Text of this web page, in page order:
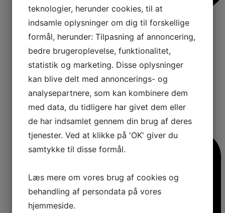
Comments:
teknologier, herunder cookies, til at
indsamle oplysninger om dig til forskellige
formål, herunder: Tilpasning af annoncering,
bedre brugeroplevelse, funktionalitet,
statistik og marketing. Disse oplysninger
kan blive delt med annoncerings- og
analysepartnere, som kan kombinere dem
med data, du tidligere har givet dem eller
de har indsamlet gennem din brug af deres
tjenester. Ved at klikke på 'OK' giver du
samtykke til disse formål.
Læs mere om vores brug af cookies og
behandling af persondata på vores
hjemmeside.